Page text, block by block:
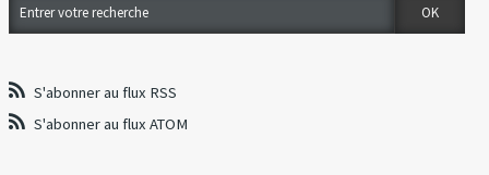
S'abonner au flux RSS
S'abonner au flux ATOM